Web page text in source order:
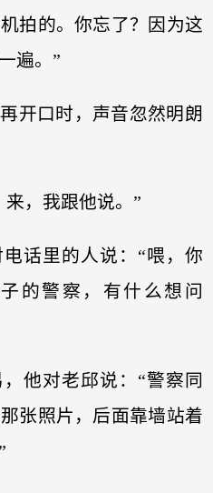
拍的。你忘了？因为这
遍。”
开口时，声音忽然明朗
，我跟他说。”
话里的人说：“喂，你
的警察，有什么想问
他对老邱说：“警察同
张照片，后面靠墙站着